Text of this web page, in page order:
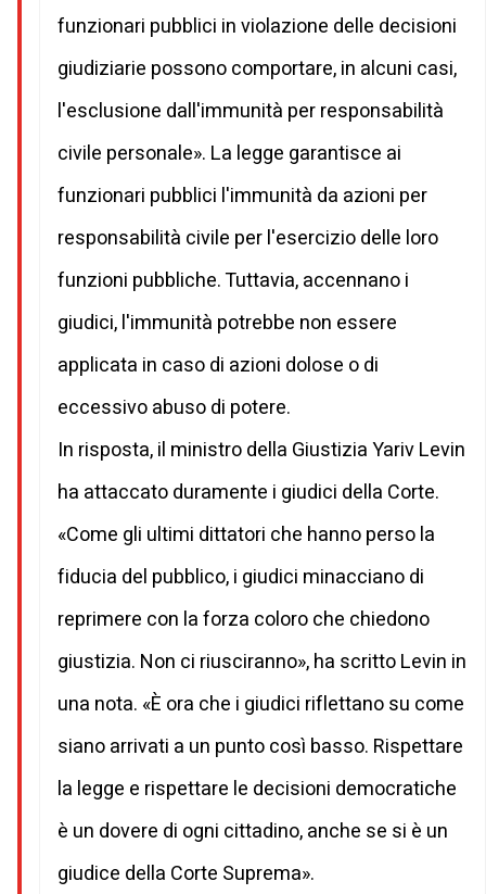
funzionari pubblici in violazione delle decisioni
giudiziarie possono comportare, in alcuni casi,
l'esclusione dall'immunità per responsabilità
civile personale». La legge garantisce ai
funzionari pubblici l'immunità da azioni per
responsabilità civile per l'esercizio delle loro
funzioni pubbliche. Tuttavia, accennano i
giudici, l'immunità potrebbe non essere
applicata in caso di azioni dolose o di
eccessivo abuso di potere.
In risposta, il ministro della Giustizia Yariv Levin
ha attaccato duramente i giudici della Corte.
«Come gli ultimi dittatori che hanno perso la
fiducia del pubblico, i giudici minacciano di
reprimere con la forza coloro che chiedono
giustizia. Non ci riusciranno», ha scritto Levin in
una nota. «È ora che i giudici riflettano su come
siano arrivati a un punto così basso. Rispettare
la legge e rispettare le decisioni democratiche
è un dovere di ogni cittadino, anche se si è un
giudice della Corte Suprema».